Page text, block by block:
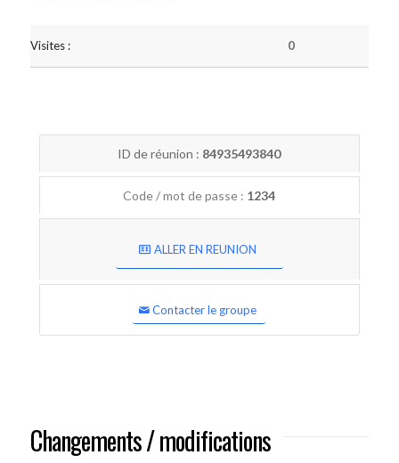
Visites : 0
ID de réunion : 84935493840
Code / mot de passe : 1234
ALLER EN REUNION
Contacter le groupe
Changements / modifications